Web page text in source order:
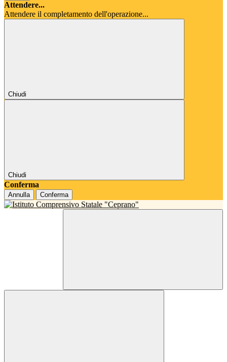
Attendere...
Attendere il completamento dell'operazione...
Chiudi
Chiudi
Conferma
Annulla Conferma